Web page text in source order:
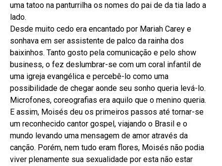
uma tatoo na panturrilha os nomes do pai de da tia lado a
lado.
Desde muito cedo era encantado por Mariah Carey e
sonhava em ser assistente de palco da rainha dos
baixinhos. Tanto gosto pela comunicação e pelo show
business, o fez deslumbrar-se com um coral infantil de
uma igreja evangélica e percebê-lo como uma
possibilidade de chegar aonde seu sonho queria levá-lo.
Microfones, coreografias era aquilo que o menino queria.
E assim, Moisés deu os primeiros passos até tornar-se
um reconhecido cantor gospel, viajando o Brasil e o
mundo levando uma mensagem de amor através da
canção. Porém, nem tudo eram flores, Moisés não podia
viver plenamente sua sexualidade por esta não estar